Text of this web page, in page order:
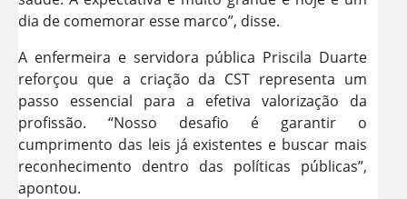
dia de comemorar esse marco”, disse.
A enfermeira e servidora pública Priscila Duarte
reforçou que a criação da CST representa um
passo essencial para a efetiva valorização da
profissão. “Nosso desafio é garantir o
cumprimento das leis já existentes e buscar mais
reconhecimento dentro das políticas públicas”,
apontou.